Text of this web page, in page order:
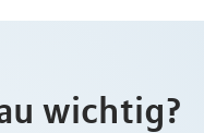
wichtig?